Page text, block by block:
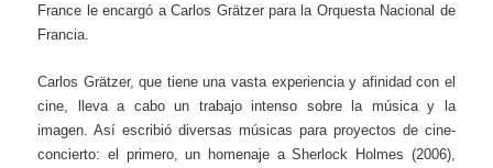
France le encargó a Carlos Grätzer para la Orquesta Nacional de
Francia.
Carlos Grätzer, que tiene una vasta experiencia y afinidad con el
cine, lleva a cabo un trabajo intenso sobre la música y la
imagen. Así escribió diversas músicas para proyectos de cine-
concierto: el primero, un homenaje a Sherlock Holmes (2006),